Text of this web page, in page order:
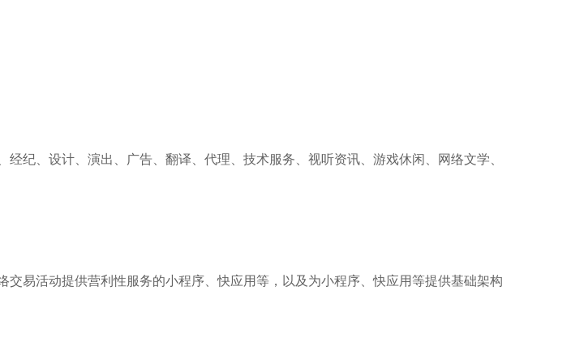
经纪、设计、演出、广告、翻译、代理、技术服务、视听资讯、游戏休闲、网络文学、
交易活动提供营利性服务的小程序、快应用等，以及为小程序、快应用等提供基础架构